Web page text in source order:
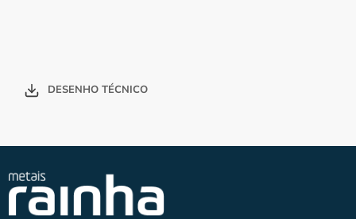
DESENHO TÉCNICO